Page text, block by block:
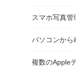
スマホ写真
パソコンから
複数のApple